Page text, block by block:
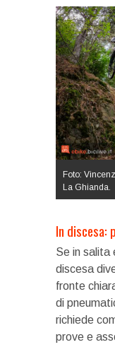
Foto:
La Ghianda.
In discesa:
Se in salita
discesa
fronte
di
richiede
prove e